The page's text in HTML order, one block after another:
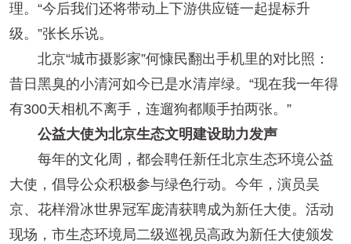
理。“今后我们还将带动上下游供应链一起提标升
级。”张长乐说。
北京“城市摄影家”何慷民翻出手机里的对比照：
昔日黑臭的小清河如今已是水清岸绿。“现在我一年得
有300天相机不离手，连遛狗都顺手拍两张。”
公益大使为北京生态文明建设助力发声
每年的文化周，都会聘任新任北京生态环境公益
大使，倡导公众积极参与绿色行动。今年，演员吴
京、花样滑冰世界冠军庞清获聘成为新任大使。活动
现场，市生态环境局二级巡视员高政为新任大使颁发